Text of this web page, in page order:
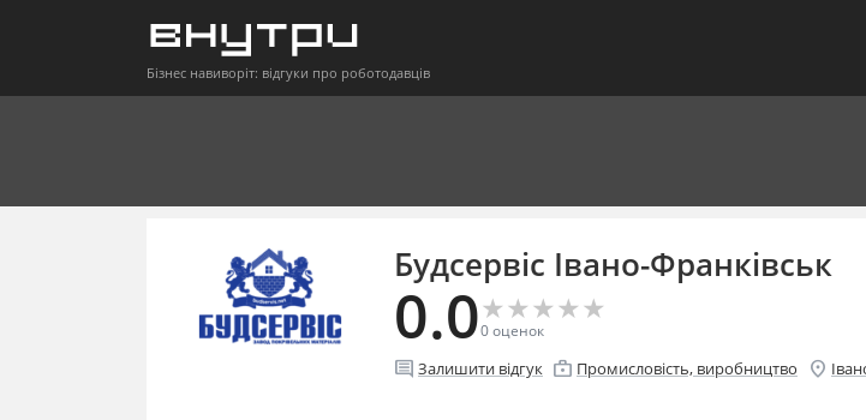
Бізнес навиворіт: відгуки про роботодавців
Будсервіс Івано-Франківськ
0.0★
★★
★★
★★
★★
★
0оценок
comment Залишити відгук enterprise Промисловість, виробництво location_on